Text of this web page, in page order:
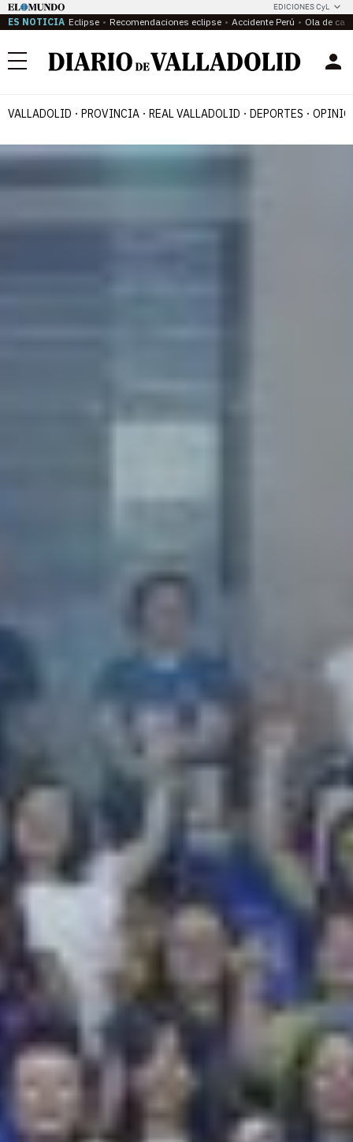
EDICIONES CyL
ES NOTICIA Eclipse Recomendaciones eclipse Accidente Perú Ola de
Menú
VALLADOLID PROVINCIA REAL VALLADOLID DEPORTES